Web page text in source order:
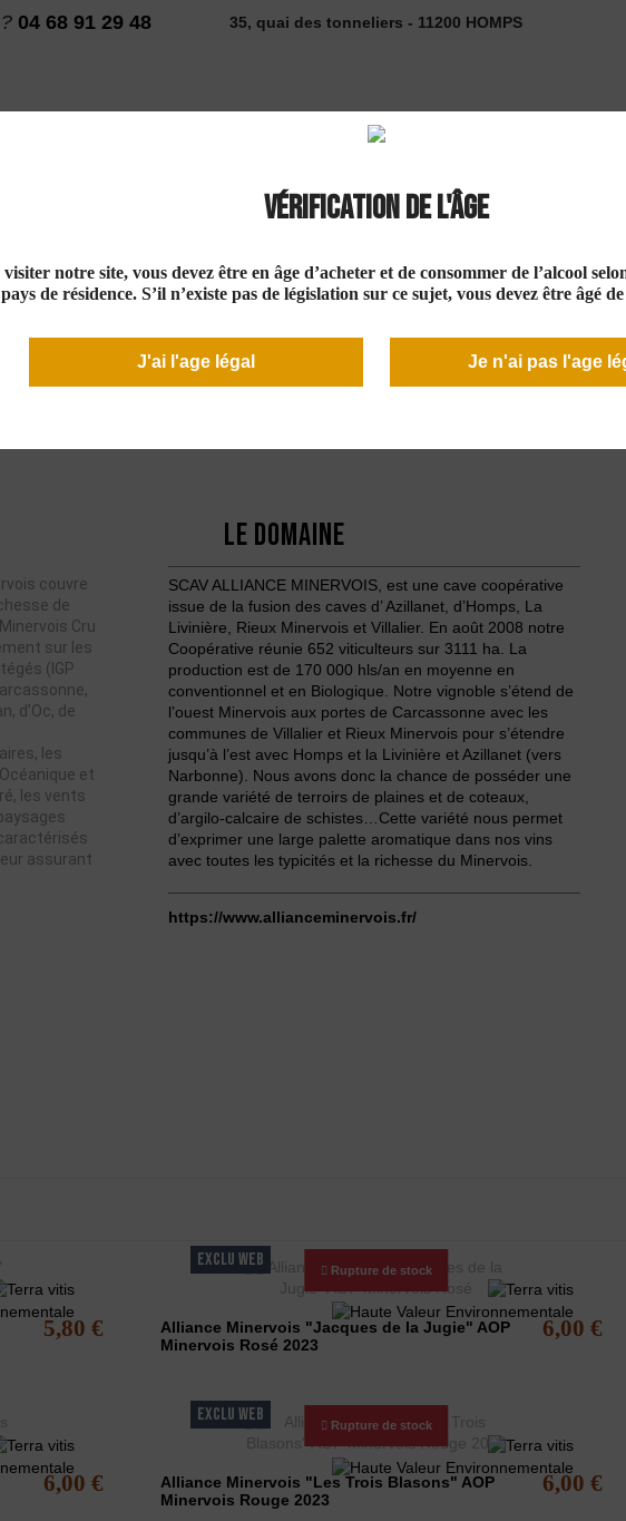
Vérification de l'âge
notre site, vous devez être en âge d’acheter et de consommer de l’alcool
pays de résidence. S’il n’existe pas de législation sur ce sujet, vous devez être âgé
J'ai l'age légal Je n'ai pas l'age
04 68 91 29 48 35, quai des tonneliers - 11200 HOMPS
SELECTION
2026
COUP DE ❤
couvre
de
Cru
sur les
(IGP
d’Oc, de
les
et
les vents
assurant
LE DOMAINE
SCAV ALLIANCE MINERVOIS, est une cave coopérative
issue de la fusion des caves d’ Azillanet, d’Homps, La
Livinière, Rieux Minervois et Villalier. En août 2008 notre
Coopérative réunie 652 viticulteurs sur 3111 ha. La
production est de 170 000 hls/an en moyenne en
conventionnel et en Biologique. Notre vignoble s’étend de
l’ouest Minervois aux portes de Carcassonne avec les
communes de Villalier et Rieux Minervois pour s’étendre
jusqu’à l’est avec Homps et la Livinière et Azillanet (vers
Narbonne). Nous avons donc la chance de posséder une
grande variété de terroirs de plaines et de coteaux,
d’argilo-calcaire de schistes…Cette variété nous permet
d’exprimer une large palette aromatique dans nos vins
avec toutes les typicités et la richesse du Minervois.
https://www.allianceminervois.fr/
5,80 €
EXCLU WEB Rupture de stock
Alliance Minervois "Jacques de la Jugie" AOP
Minervois Rosé 2023
6,00 €
6,00 €
EXCLU WEB Rupture de stock
Alliance Minervois "Les Trois Blasons" AOP
Minervois Rouge 2023
6,00 €